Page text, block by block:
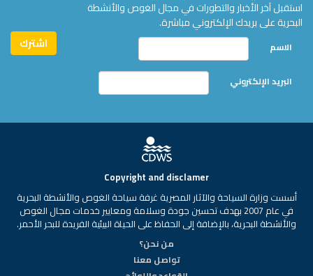
استقبل آخر الأخبار والتطورات في مجال الغوص والأنشطة
البحرية على بريدك الإلكتروني مباشرة.
الاسم
البريد الإلكتروني
Copyright and disclamer
أسست وزارة السياحة والآثار المصرية غرفة سياحة الغوص والأنشطة البحرية
في عام 2007 بهدف تحسين جودة وسلامة ومعايير خدمات مجال الغوص
والأنشطة البحرية، بالإضافة إلى الحفاظ على الحياة البيئية الفريدة للبحر الأحمر.
من نحن؟
تواصل معنا